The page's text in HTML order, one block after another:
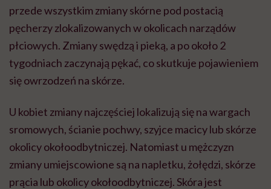
przede wszystkim zmiany skórne pod postacią
pęcherzy zlokalizowanych w okolicach narządów
płciowych. Zmiany swędzą i pieką, a po około 2
tygodniach zaczynają pękać, co skutkuje pojawieniem
się owrzodzeń na skórze.
U kobiet zmiany najczęściej lokalizują się na wargach
sromowych, ścianie pochwy, szyjce macicy lub skórze
okolicy okołoodbytniczej. Natomiast u mężczyzn
zmiany umiejscowione są na napletku, żołędzi, skórze
prącia lub okolicy okołoodbytniczej. Skóra jest